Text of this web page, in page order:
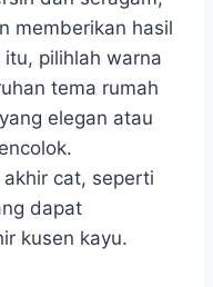
memberikan hasil
pilihlah warna
tema rumah
elegan atau
cat, seperti
dapat
kusen kayu.